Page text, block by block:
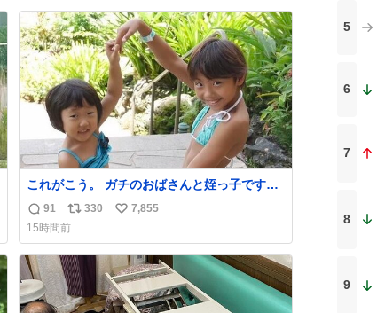
数
ス
ト
数
ね
数
これがこう。 ガチのおばさんと姪っ子です。
（身長抜かされててしぬ笑） #ヤツルギ12 #
家族でヒロイン
返
信
数
91
リ
ポ
ス
ト
数
330
い
ね
数
7,855
15時間前
5
6
7
8
9